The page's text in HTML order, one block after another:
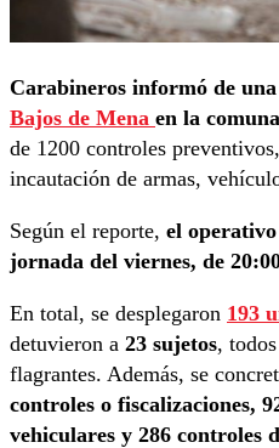
Carabineros informó de
Bajos de Mena en la
de 1200 controles
incautación de armas,
Según el reporte, el
jornada del viernes, de
En total, se desplegaron 193
detuvieron a 23 sujetos,
flagrantes. Además, se
controles o fiscalizaciones,
vehiculares y 286 controles